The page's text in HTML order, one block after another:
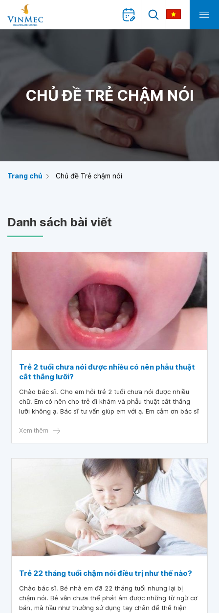
CHỦ ĐỀ TRẺ CHẬM NÓI
Trang chủ Chủ đề Trẻ chậm nói
Danh sách bài viết
Trẻ 2 tuổi chưa nói được nhiều có nên phẫu thuật
cắt thắng lưỡi?
Chào bác sĩ. Cho em hỏi trẻ 2 tuổi chưa nói được nhiều
chữ. Em có nên cho trẻ đi khám và phẫu thuật cắt thắng
lưỡi không ạ. Bác sĩ tư vấn giúp em với ạ. Em cảm ơn bác sĩ
Xem thêm
Trẻ 22 tháng tuổi chậm nói điều trị như thế nào?
Chào bác sĩ. Bé nhà em đã 22 tháng tuổi nhưng lại bị
chậm nói. Bé vẫn chưa thể phát âm được những từ ngữ cơ
bản, mà hầu như thường sử dụng tay chân để thể hiện